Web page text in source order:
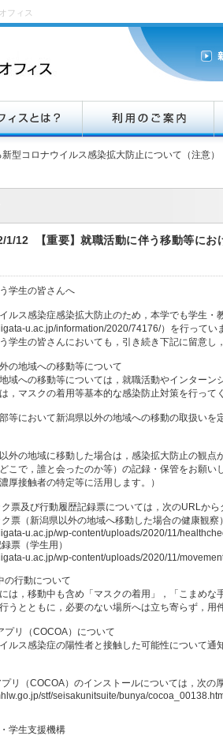
フィス
型コロナウイルス感染拡大防止について（注意）
1/12 【重要】就職活動に伴う移動等にお
学生の皆さんへ
ルス感染症感染拡大防止のため，本学でも学生
u.ac.jp/information/2020/74176/）を行ってい
学生の皆さんにおいても，引き続き下記に留意し
の地域への移動等について
域への移動等については，就職活動やインター
，マスクの着用等基本的な感染防止対策を行って
等において新潟県以外の地域への移動の取扱い
外の地域に移動した場合は，感染拡大防止の観
こで，誰と会ったのか等）の記録・保管をお願
厚接触者の特定等に活用します。）
票及び行動履歴記録票については，次のURLから
票（新潟県以外の地域へ移動した場合の健康観察
u.ac.jp/wp-content/uploads/2020/11/
票（学生用）
u.ac.jp/wp-content/uploads/2020/11/
の行動について
は，移動中も含め「マスクの着用」，「こまめ
うとともに，必要のない場所へは立ち寄らず，用
プリ（COCOA）について
ルス感染症の陽性者と接触した可能性について
リ（COCOA）のインストールについては，次の
stf/seisakunitsuite/bunya/
学生支援機構